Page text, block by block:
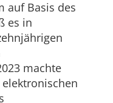
auf Basis des
es in
machte